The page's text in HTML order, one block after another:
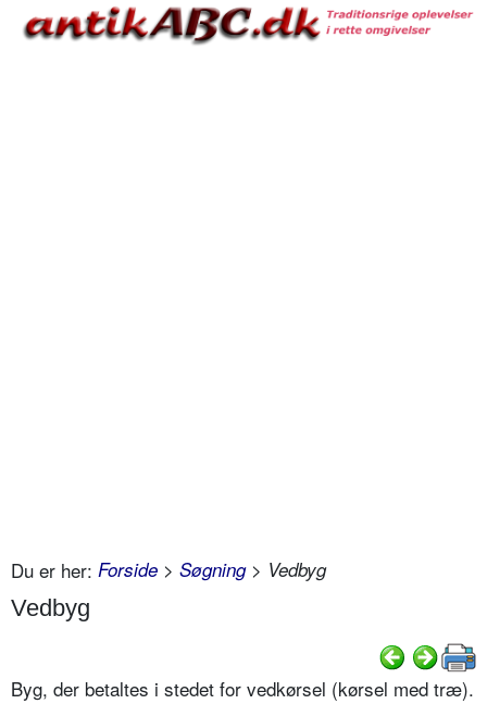
Du er her: Forside > Søgning> Vedbyg
Vedbyg
Byg, der betaltes i stedet for vedkørsel (kørsel med træ).